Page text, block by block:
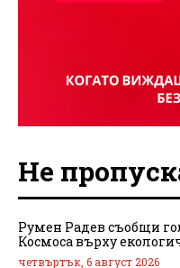
Не
Румен Радев съобщи
Космоса върху
четвъртък, 6 август 2026